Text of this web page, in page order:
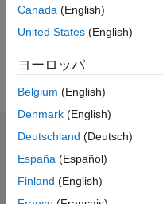
Following:
Follow
バッジ
Canada (English)
United States (English)
ヨーロッパ
Belgium (English)
Denmark (English)
Deutschland (Deutsch)
España (Español)
Finland (English)